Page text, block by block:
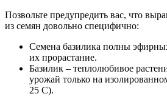
Позвольте предупредить вас, что
из семян довольно специфично:
Семена базилика полны
их прорастание.
Базилик – теплолюбивое
урожай только на
25 C).